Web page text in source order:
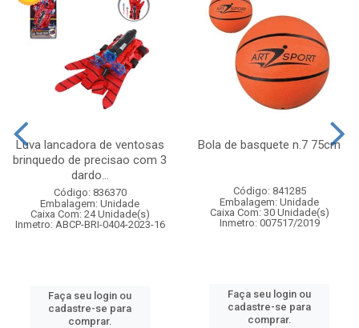
Luva lancadora de ventosas
brinquedo de precisao com 3
dardo...
Código: 836370
Embalagem: Unidade
Caixa Com: 24 Unidade(s)
Inmetro: ABCP-BRI-0404-2023-16
Faça seu login ou
cadastre-se para
comprar.
Bola de basquete n.7 75cm
Código: 841285
Embalagem: Unidade
Caixa Com: 30 Unidade(s)
Inmetro: 007517/2019
Faça seu login ou
cadastre-se para
comprar.